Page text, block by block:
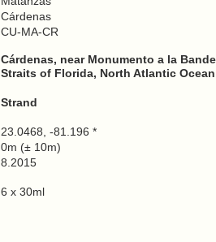
Cárdenas
CU-MA-CR
Cárdenas, near Monumento a la
Straits of Florida, North Atlantic Ocean
Strand
23.0468, -81.196 *
0m (± 10m)
8.2015
6 x 30ml